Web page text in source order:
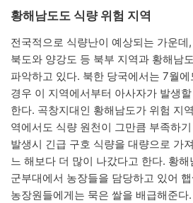
황해남도도 식량 위험 지역
전국적으로 식량난이 예상되는 가운데
북도와 양강도 등 북부 지역과 황해남
파악하고 있다. 북한 당국에서는 7월
경우 이 지역에서부터 아사자가 발생
한다. 곡창지대인 황해남도가 위험 지
역에서도 식량 원천이 그만큼 부족하
발생시 긴급 구호 식량을 대량으로 가
느 해보다 더 많이 나갔다고 한다. 황
군부대에서 농장들을 담당하고 있어
농장원들에게는 묵은 쌀을 배급해준